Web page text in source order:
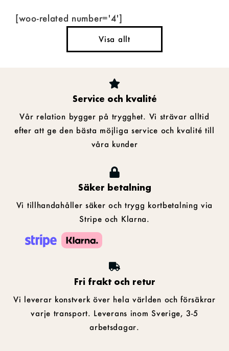
[woo-related number='4']
Visa allt
Service och kvalité
Vår relation bygger på trygghet. Vi strävar alltid
efter att ge den bästa möjliga service och kvalité till
våra kunder
Säker betalning
Vi tillhandahåller säker och trygg kortbetalning via
Stripe och Klarna.
Fri frakt och retur
Vi leverar konstverk över hela världen och försäkrar
varje transport. Leverans inom Sverige, 3-5
arbetsdagar.